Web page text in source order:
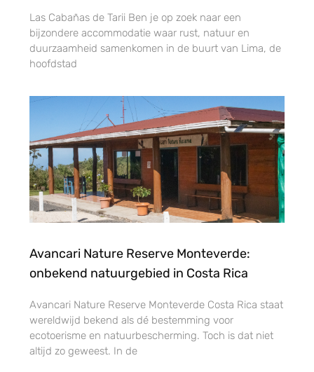
Las Cabañas de Tarii Ben je op zoek naar een
bijzondere accommodatie waar rust, natuur en
duurzaamheid samenkomen in de buurt van Lima, de
hoofdstad
Avancari Nature Reserve Monteverde:
onbekend natuurgebied in Costa Rica
Avancari Nature Reserve Monteverde Costa Rica staat
wereldwijd bekend als dé bestemming voor
ecotoerisme en natuurbescherming. Toch is dat niet
altijd zo geweest. In de